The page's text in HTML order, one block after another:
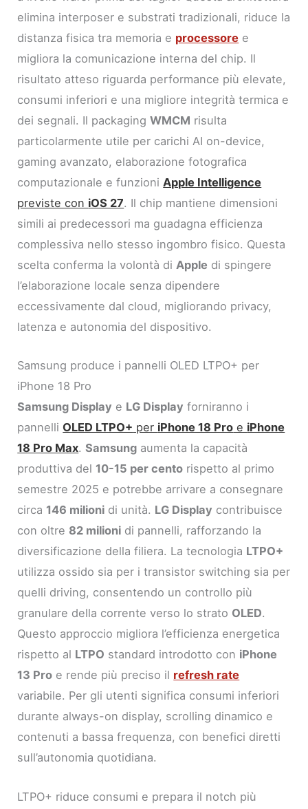
elimina interposer e substrati tradizionali, riduce la
distanza fisica tra memoria e processore e
migliora la comunicazione interna del chip. Il
risultato atteso riguarda performance più elevate,
consumi inferiori e una migliore integrità termica e
dei segnali. Il packagingWMCM risulta
particolarmente utile per carichi AI on-device,
gaming avanzato, elaborazione fotografica
computazionale e funzioniApple Intelligence
previste con iOS 27. Il chip mantiene dimensioni
simili ai predecessori ma guadagna efficienza
complessiva nello stesso ingombro fisico. Questa
scelta conferma la volontà diApple di spingere
l’elaborazione locale senza dipendere
eccessivamente dal cloud, migliorando privacy,
latenza e autonomia del dispositivo.
Samsung produce i pannelli OLED LTPO+ per
iPhone 18 Pro
Samsung Display e LG Display forniranno i
pannelli OLED LTPO+ per iPhone 18 Pro e iPhone
18 Pro Max.Samsung aumenta la capacità
produttiva del 10-15 per cento rispetto al primo
semestre 2025 e potrebbe arrivare a consegnare
circa 146 milioni di unità. LG Display contribuisce
con oltre 82 milioni di pannelli, rafforzando la
diversificazione della filiera. La tecnologia LTPO+
utilizza ossido sia per i transistor switching sia per
quelli driving, consentendo un controllo più
granulare della corrente verso lo strato OLED.
Questo approccio migliora l’efficienza energetica
rispetto al LTPO standard introdotto con iPhone
13 Pro e rende più preciso il refresh rate
variabile. Per gli utenti significa consumi inferiori
durante always-on display, scrolling dinamico e
contenuti a bassa frequenza, con benefici diretti
sull’autonomia quotidiana.
LTPO+ riduce consumi e prepara il notch più